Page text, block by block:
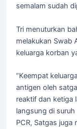
semalam sudah
Tri menuturkan
melakukan Swab
keluarga korban
“Keempat
antigen oleh
reaktif dan ketiga
langsung di
PCR, Satgas